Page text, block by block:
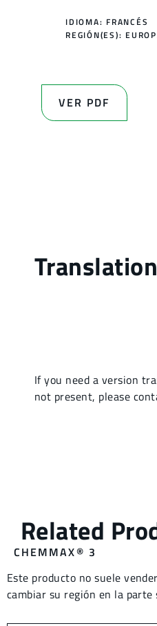
IDIOMA: FRANCÉS
REGIÓN(ES):
VER PDF
CHEMMAX® 3
Este producto no suele
cambiar su región en la parte